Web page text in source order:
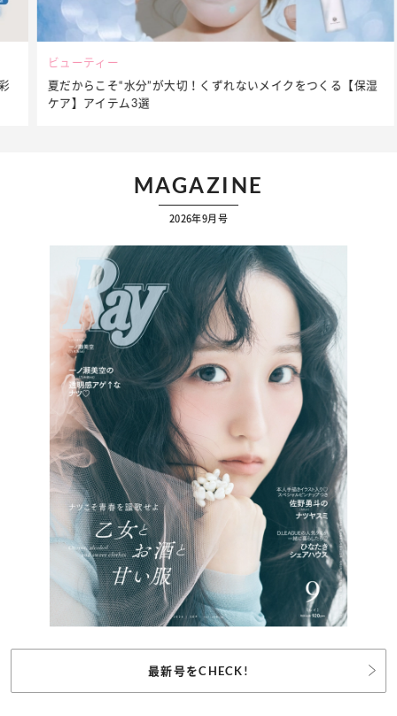
ビューティー
夏だからこそ“水分”が大切！くずれないメイクをつくる【保湿
ケア】アイテム3選
MAGAZINE
2026年9月号
最新号をCHECK!